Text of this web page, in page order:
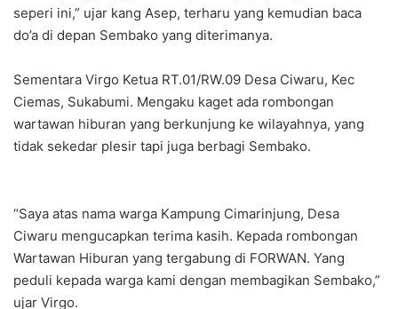
seperi ini,” ujar kang Asep, terharu yang kemudian baca
do’a di depan Sembako yang diterimanya.
Sementara Virgo Ketua RT.01/RW.09 Desa Ciwaru, Kec
Ciemas, Sukabumi. Mengaku kaget ada rombongan
wartawan hiburan yang berkunjung ke wilayahnya, yang
tidak sekedar plesir tapi juga berbagi Sembako.
“Saya atas nama warga Kampung Cimarinjung, Desa
Ciwaru mengucapkan terima kasih. Kepada rombongan
Wartawan Hiburan yang tergabung di FORWAN. Yang
peduli kepada warga kami dengan membagikan Sembako,”
ujar Virgo.